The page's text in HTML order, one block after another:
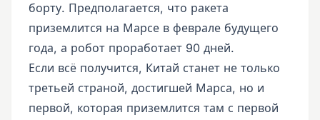
борту. Предполагается, что ракета
приземлится на Марсе в феврале будущего
года, а робот проработает 90 дней.
Если всё получится, Китай станет не только
третьей страной, достигшей Марса, но и
первой, которая приземлится там с первой